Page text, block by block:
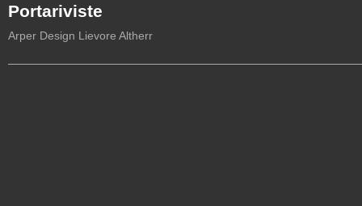
Portariviste
Arper Design Lievore Altherr